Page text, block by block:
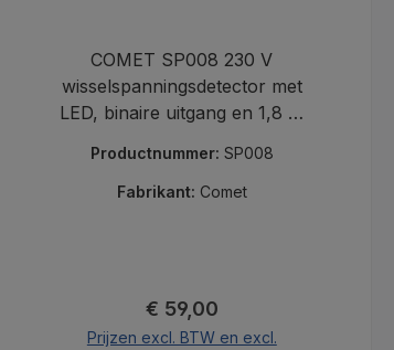
COMET SP008 230 V
wisselspanningsdetector met
LED, binaire uitgang en 1,8 m
Productnummer: SP008
Fabrikant: Comet
Normale prijs:
€ 59,00
Prijzen excl. BTW en excl.